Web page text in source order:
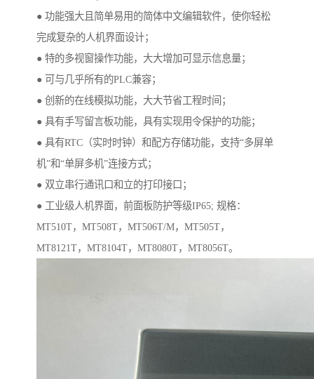
● 功能强大且简单易用的简体中文编辑软件，使你轻松
完成复杂的人机界面设计；
● 特的多视窗操作功能，大大增加可显示信息量；
● 可与几乎所有的PLC兼容；
● 创新的在线模拟功能，大大节省工程时间；
● 具有手写留言板功能，具有实现用令保护的功能；
● 具有RTC（实时时钟）和配方存储功能，支持“多屏单
机”和“单屏多机”连接方式；
● 双立串行通讯口和立的打印接口；
● 工业级人机界面，前面板防护等级IP65; 规格：
MT510T，MT508T，MT506T/M，MT505T，
MT8121T，MT8104T，MT8080T，MT8056T。